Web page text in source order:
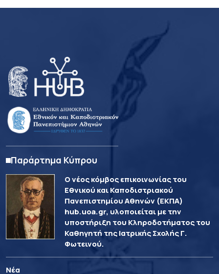
Παράρτημα Κύπρου
Ο νέος κόμβος επικοινωνίας του
Εθνικού και Καποδιστριακού
Πανεπιστημίου Αθηνών (ΕΚΠΑ)
hub.uoa.gr, υλοποιείται με την
υποστήριξη του Κληροδοτήματος του
Καθηγητή της Ιατρικής Σχολής Γ.
Φωτεινού.
Νέα